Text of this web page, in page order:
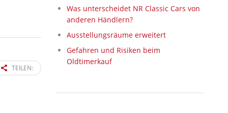
TEILEN:
Was unterscheidet NR Classic Cars von
anderen Händlern?
Ausstellungsräume erweitert
Gefahren und Risiken beim
Oldtimerkauf